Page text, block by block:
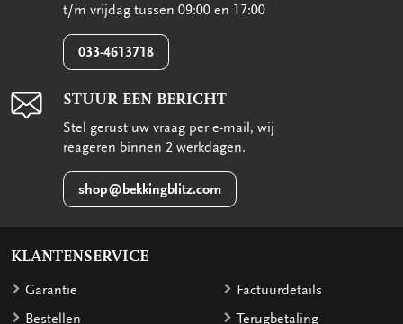
t/m vrijdag tussen 09:00 en 17:00
033-4613718
STUUR EEN BERICHT
Stel gerust uw vraag per e-mail, wij
reageren binnen 2 werkdagen.
shop@bekkingblitz.com
KLANTENSERVICE
Garantie
Bestellen
Factuurdetails
Terugbetaling